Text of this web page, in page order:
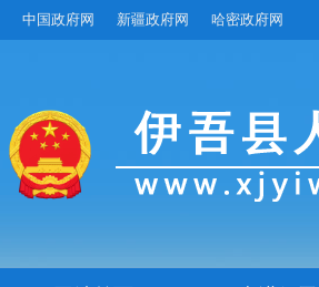
中国政府网 新疆政府网 哈密政府网